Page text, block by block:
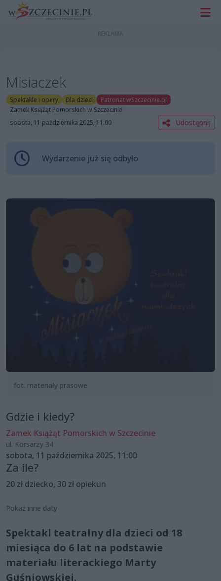
Misiaczek
Spektakle i opery Dla dzieci
Patronat wSzczecinie.pl
Zamek Książąt Pomorskich w Szczecinie
sobota, 11 października 2025, 11:00
Udostępnij
Wydarzenie już się odbyło
fot. materiały prasowe
Gdzie i kiedy?
Zamek Książąt Pomorskich w Szczecinie
ul. Korsarzy 34
sobota, 11 października 2025, 11:00
Za ile?
20 zł dziecko, 30 zł opiekun
Pokaż inne daty
Spektakl teatralny dla dzieci od 18
miesiąca do 6 lat na podstawie
materiału literackiego Marty
Guśniowskiej.